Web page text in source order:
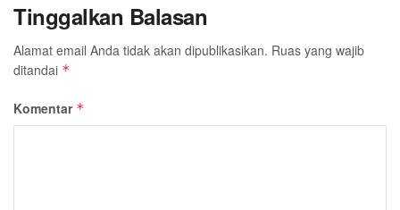
Tinggalkan Balasan
Alamat email Anda tidak akan dipublikasikan. Ruas yang wajib
ditandai *
Komentar *